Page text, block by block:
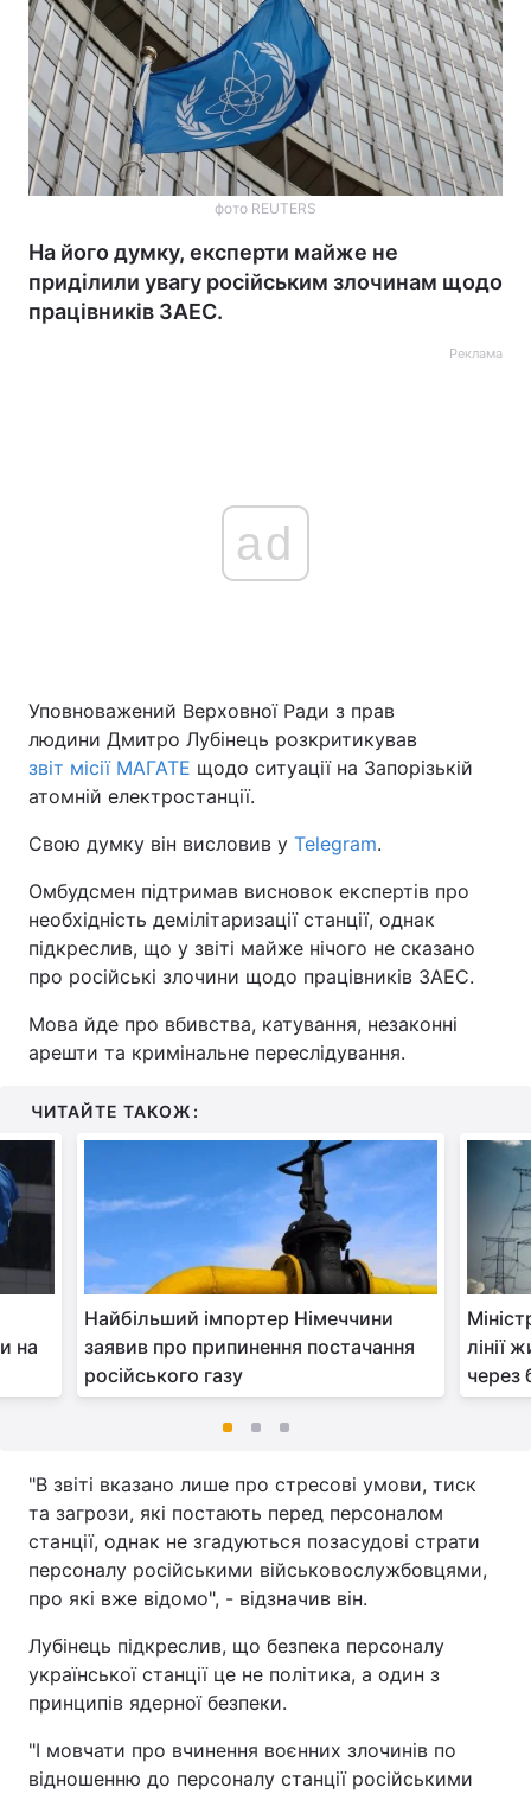
фото REUTERS
На його думку, експерти майже не
приділили увагу російським злочинам щодо
працівників ЗАЕС.
Реклама
ad
Уповноважений Верховної Ради з прав
людини Дмитро Лубінець розкритикував
звіт місії МАГАТЕ щодо ситуації на Запорізькій
атомній електростанції.
Свою думку він висловив у Telegram.
Омбудсмен підтримав висновок експертів про
необхідність демілітаризації станції, однак
підкреслив, що у звіті майже нічого не сказано
про російські злочини щодо працівників ЗАЕС.
Мова йде про вбивства, катування, незаконні
арешти та кримінальне переслідування.
ЧИТАЙТЕ ТАКОЖ:
на
Найбільший імпортер Німеччини
заявив про припинення постачання
російського газу
лінії
через
"В звіті вказано лише про стресові умови, тиск
та загрози, які постають перед персоналом
станції, однак не згадуються позасудові страти
персоналу російськими військовослужбовцями,
про які вже відомо", - відзначив він.
Лубінець підкреслив, що безпека персоналу
української станції це не політика, а один з
принципів ядерної безпеки.
"І мовчати про вчинення воєнних злочинів по
відношенню до персоналу станції російськими